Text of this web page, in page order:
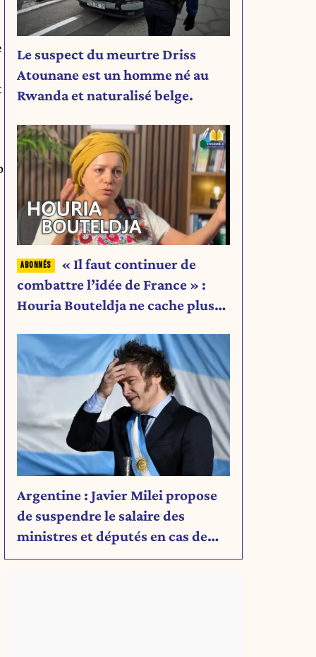
Le suspect du meurtre Driss
Atounane est un homme né au
Rwanda et naturalisé belge.
« Il faut continuer de
combattre l’idée de France » :
Houria Bouteldja ne cache plus
Argentine : Javier Milei propose
de suspendre le salaire des
ministres et députés en cas de
déficit budgétaire